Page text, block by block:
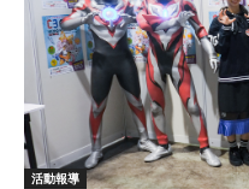
活動報導